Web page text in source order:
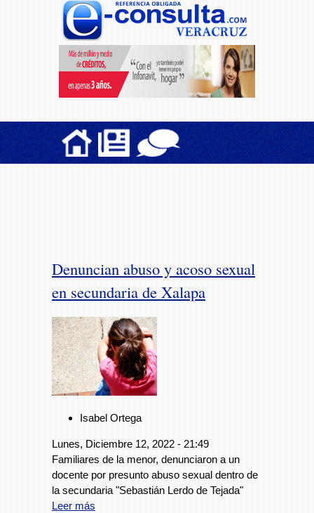
Denuncian abuso y acoso sexual
en secundaria de Xalapa
Isabel Ortega
Lunes, Diciembre 12, 2022 - 21:49
Familiares de la menor, denunciaron a un
docente por presunto abuso sexual dentro de
la secundaria "Sebastián Lerdo de Tejada"
Leer más